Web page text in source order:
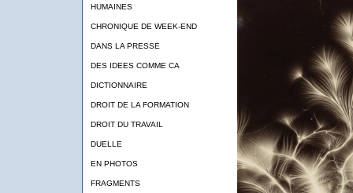
HUMAINES
CHRONIQUE DE WEEK-END
DANS LA PRESSE
DES IDEES COMME CA
DICTIONNAIRE
DROIT DE LA FORMATION
DROIT DU TRAVAIL
DUELLE
EN PHOTOS
FRAGMENTS